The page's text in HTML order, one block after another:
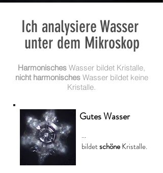
Ich analysiereWasser
unter dem Mikroskop
Harmonisches Wasser bildet Kristalle,
nicht harmonischesWasser bildet keine
Kristalle.
Gutes Wasser
...
bildetschöneKristalle.